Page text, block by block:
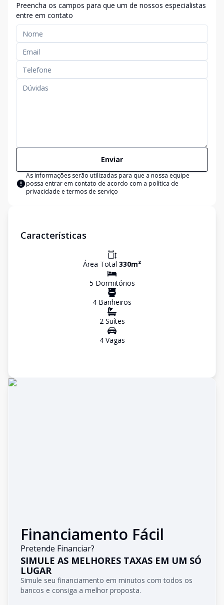
Preencha os campos para que um de nossos especialistas
entre em contato
Enviar
As informações serão utilizadas para que a nossa equipe
possa entrar em contato de acordo com a política de
privacidade e termos de serviço
Características
Área Total 330m²
5 Dormitórios
4 Banheiros
2Suítes
4Vagas
Financiamento Fácil
Pretende Financiar?
SIMULE AS MELHORES TAXAS EM UM SÓ
LUGAR
Simule seu financiamento em minutos com todos os
bancos e consiga a melhor proposta.